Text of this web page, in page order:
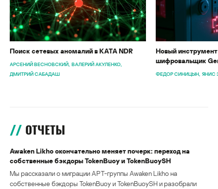
Поиск сетевых аномалий в KATA NDR
АРСЕНИЙ ВЕСНОВСКИЙ ВАЛЕРИЙ АКУЛЕНКО
ДМИТРИЙ САБАДАШ
Новый
шифровальщик
ФЕДОР СИНИЦЫН ЯНИС
ОТЧЕТЫ
Awaken Likho окончательно меняет почерк: переход на
собственные бэкдоры TokenBuoy и TokenBuoySH
Мы рассказали о миграции APT-группы Awaken Likho на
собственные бэкдоры TokenBuoy и TokenBuoySH и разобрали